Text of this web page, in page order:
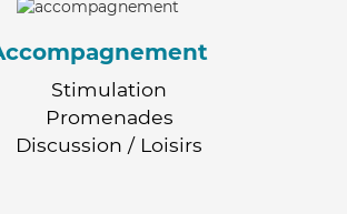
Stimulation
Promenades
Discussion / Loisirs